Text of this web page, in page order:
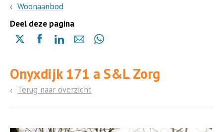
Woonaanbod
Deel deze pagina
Delen
(opent
in
een
Delen
(opent
in
een
Delen
(opent
in
een
Delen
mail
Delen
(opent
nieuwe
Onyxdijk 171 a S&L Zorg
Terug naar overzicht